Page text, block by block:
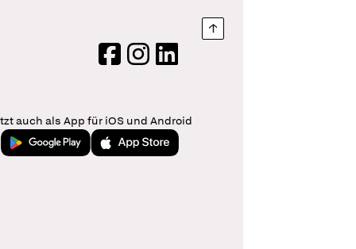
Nach oben springen
FacebookInstagram
LinkedIn
auch als App für iOS und Android
Jetzt bei Google PlayLaden im App Store